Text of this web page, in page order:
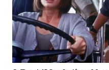
WN
DEPOK
WN